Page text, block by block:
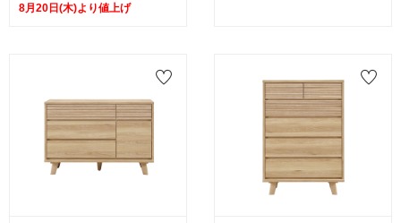
8月20日(木)より値上げ